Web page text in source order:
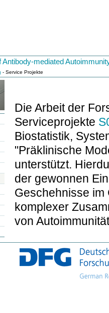
mediated
- Service Projekte
Die Arbeit der
Serviceprojekte
Biostatistik,
"Präklinische
unterstützt.
der gewonnen
Geschehnisse im
komplexer
von